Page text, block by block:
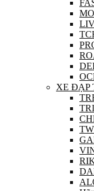
XE ĐẠP